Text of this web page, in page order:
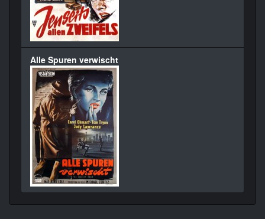
Alle Spuren verwischt